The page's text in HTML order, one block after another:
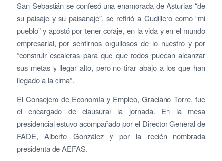
San Sebastián se confesó una enamorada de Asturias “de
su paisaje y su paisanaje”, se refirió a Cudillero como “mi
pueblo” y apostó por tener coraje, en la vida y en el mundo
empresarial, por sentirnos orgullosos de lo nuestro y por
“construir escaleras para que que todos puedan alcanzar
sus metas y llegar alto, pero no tirar abajo a los que han
llegado a la cima”.
El Consejero de Economía y Empleo, Graciano Torre, fue
el encargado de clausurar la jornada. En la mesa
presidencial estuvo acompañado por el Director General de
FADE, Alberto González y por la recién nombrada
presidenta de AEFAS.